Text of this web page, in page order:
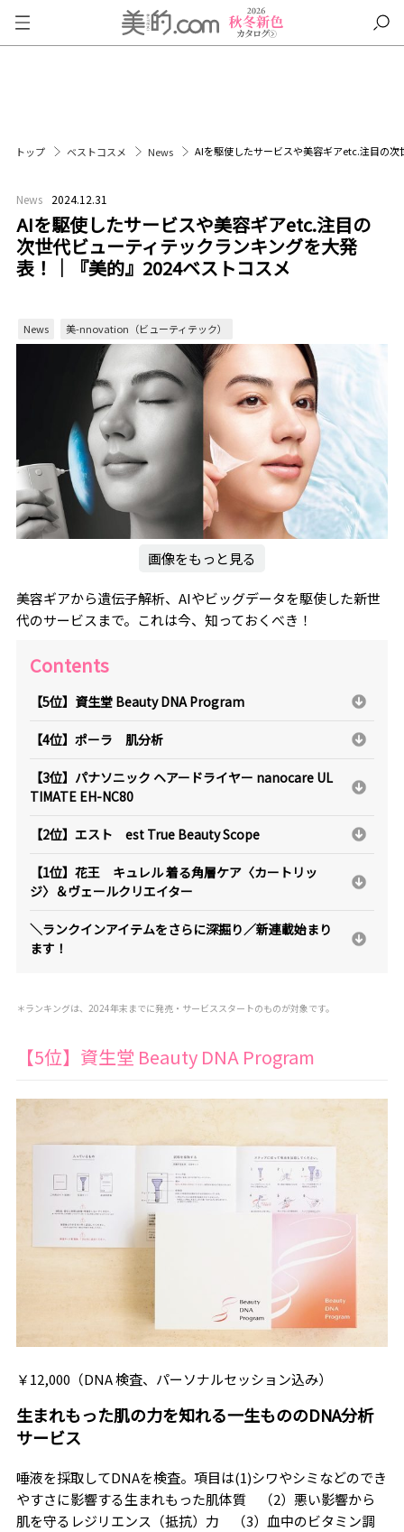
トップ ベストコスメ News AIを駆使したサービスや美容ギアetc.注目の
News 2024.12.31
AIを駆使したサービスや美容ギアetc.注目の
次世代ビューティテックランキングを大発
表！｜『美的』2024ベストコスメ
News 美-nnovation（ビューティテック）
画像をもっと見る
美容ギアから遺伝子解析、AIやビッグデータを駆使した新世
代のサービスまで。これは今、知っておくべき！
Contents
【5位】資生堂 Beauty DNA Program
【4位】ポーラ 肌分析
【3位】パナソニック ヘアードライヤー nanocare UL
TIMATE EH-NC80
【2位】エスト est True Beauty Scope
【1位】花王 キュレル 着る角層ケア〈カートリッ
ジ〉＆ヴェールクリエイター
＼ランクインアイテムをさらに深掘り／新連載始まり
ます！
＊ランキングは、2024年末までに発売・サービススタートのものが対象です。
【5位】資生堂 Beauty DNA Program
￥12,000（DNA 検査、パーソナルセッション込み）
生まれもった肌の力を知れる一生もののDNA分析
サービス
唾液を採取してDNAを検査。項目は(1)シワやシミなどのでき
やすさに影響する生まれもった肌体質 （2）悪い影響から
肌を守るレジリエンス（抵抗）力 （3）血中のビタミン調